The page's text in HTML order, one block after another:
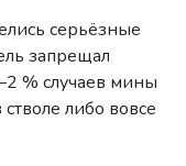
серьёзные
запрещал
% случаев мины
либо вовсе